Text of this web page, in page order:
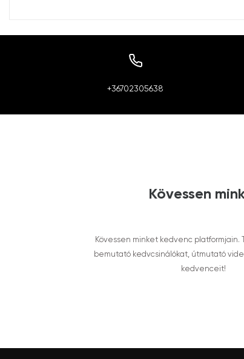
+36702305638
Kövessen
Kövessen minket kedvenc platformjain.
bemutató kedvcsinálókat, útmutató
kedvenceit!